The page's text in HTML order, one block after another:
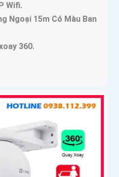
IP Wifi.
Ngoại 15m Có Màu Ban
360.